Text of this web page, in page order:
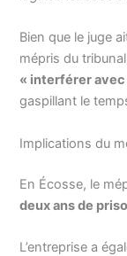
Bien que le juge
mépris du
« interférer avec
gaspillant le
Implications du
En Écosse, le
deux ans de
L’entreprise a